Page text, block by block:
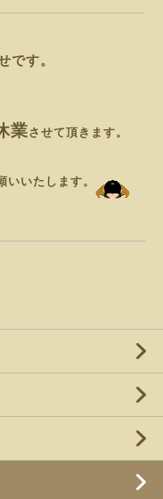
です。
業させて頂きます。
いたします。